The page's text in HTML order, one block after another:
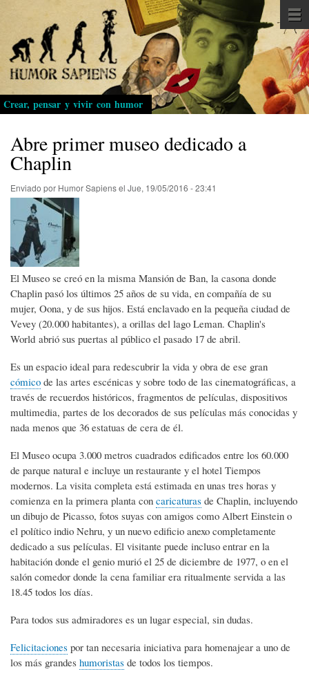
Pasar
al
contenido
principal
Crear, pensar y vivir con humor
Abre primer museo dedicado a
Chaplin
Enviado por Humor Sapiensel Jue, 19/05/2016 - 23:41
El Museo se creó en la misma Mansión de Ban, la casona donde
Chaplin pasó los últimos 25 años de su vida, en compañía de su
mujer, Oona, y de sus hijos. Está enclavado en la pequeña ciudad de
Vevey (20.000 habitantes), a orillas del lago Leman. Chaplin's
World abrió sus puertas al público el pasado 17 de abril.
Es un espacio ideal para redescubrir la vida y obra de ese gran
cómico de las artes escénicas y sobre todo de las cinematográficas, a
través de recuerdos históricos, fragmentos de películas, dispositivos
multimedia, partes de los decorados de sus películas más conocidas y
nada menos que 36 estatuas de cera de él.
El Museo ocupa 3.000 metros cuadrados edificados entre los 60.000
de parque natural e incluye un restaurante y el hotel Tiempos
modernos. La visita completa está estimada en unas tres horas y
comienza en la primera planta con caricaturas de Chaplin, incluyendo
un dibujo de Picasso, fotos suyas con amigos como Albert Einstein o
el político indio Nehru, y un nuevo edificio anexo completamente
dedicado a sus películas. El visitante puede incluso entrar en la
habitación donde el genio murió el 25 de diciembre de 1977, o en el
salón comedor donde la cena familiar era ritualmente servida a las
18.45 todos los días.
Para todos sus admiradores es un lugar especial, sin dudas.
Felicitaciones por tan necesaria iniciativa para homenajear a uno de
los más grandes humoristas de todos los tiempos.